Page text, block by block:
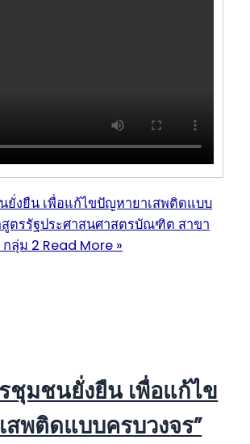
ยั่งยืน เพื่อแก้ไขปัญหายาเสพติดแบบ
สูตรรัฐประศาสนศาสตรบัณฑิต สาขา
กลุ่ม 2 Read More »
ชุมชนยั่งยืน เพื่อแก้ไข
พติดแบบครบวงจร”